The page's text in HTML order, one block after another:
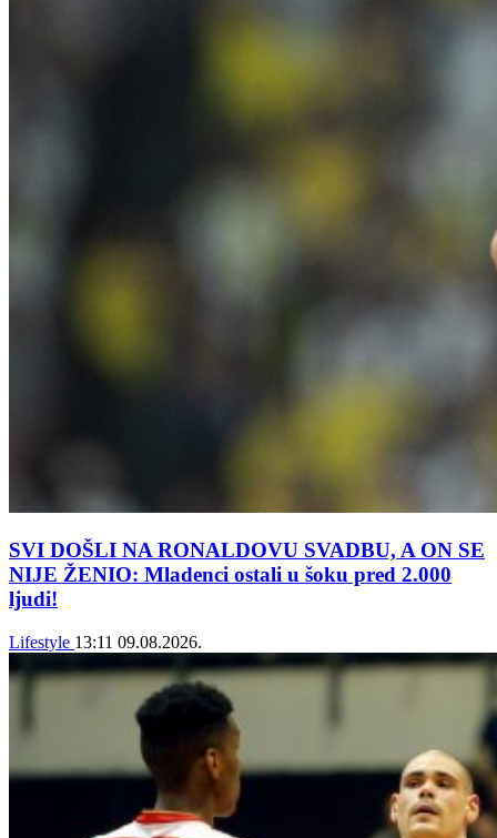
SVI DOŠLI NA RONALDOVU SVADBU, A ON SE
NIJE ŽENIO: Mladenci ostali u šoku pred 2.000
ljudi!
Lifestyle 13:11 09.08.2026.